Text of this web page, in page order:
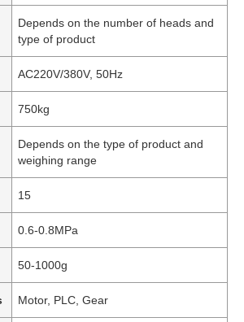
Depends on the number of heads and
type of product
AC220V/380V, 50Hz
750kg
Depends on the type of product and
weighing range
15
0.6-0.8MPa
50-1000g
Motor, PLC, Gear